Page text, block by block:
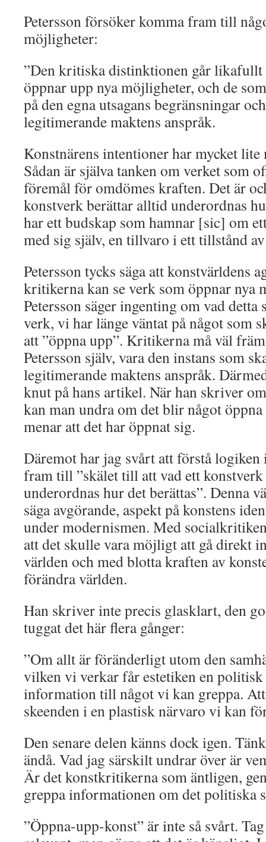
Petersson försöker komma fram till
möjligheter:
”Den kritiska distinktionen går likafullt
öppnar upp nya möjligheter, och de
på den egna utsagans begränsningar
legitimerande maktens anspråk.
Konstnärens intentioner har mycket lite
Sådan är själva tanken om verket som
föremål för omdömes kraften. Det är
konstverk berättar alltid underordnas
har ett budskap som hamnar [sic] om
med sig själv, en tillvaro i ett tillstånd
Petersson tycks säga att konstvärldens
kritikerna kan se verk som öppnar nya
Petersson säger ingenting om vad
verk, vi har länge väntat på något som
att ”öppna upp”. Kritikerna må väl
Petersson själv, vara den instans som
legitimerande maktens anspråk.
knut på hans artikel. När han skriver
kan man undra om det blir något
menar att det har öppnat sig.
Däremot har jag svårt att förstå
fram till ”skälet till att vad ett
underordnas hur det berättas”. Denna
säga avgörande, aspekt på konstens
under modernismen. Med
att det skulle vara möjligt att gå direkt
världen och med blotta kraften av
förändra världen.
Han skriver inte precis glasklart, den
tuggat det här flera gånger:
”Om allt är föränderligt utom den
vilken vi verkar får estetiken en
information till något vi kan greppa.
skeenden i en plastisk närvaro vi kan
Den senare delen känns dock igen.
ändå. Vad jag särskilt undrar över är
Är det konstkritikerna som äntligen,
greppa informationen om det politiska
”Öppna-upp-konst” är inte så svårt.